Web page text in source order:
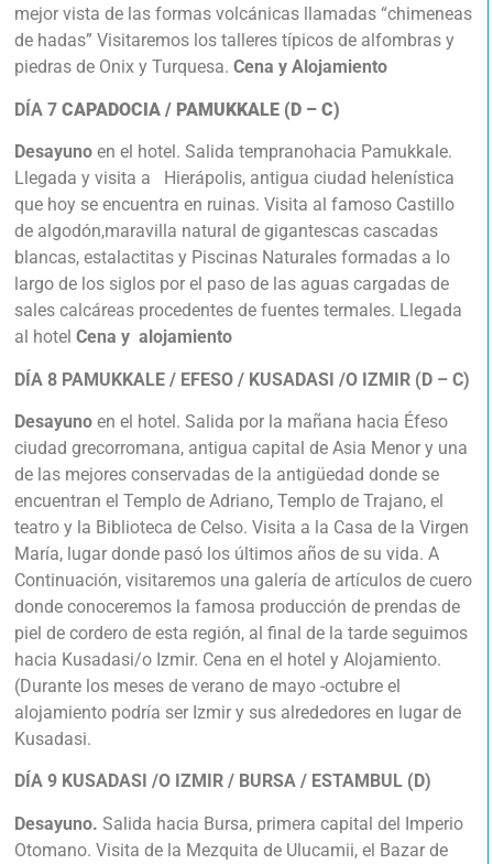
mejor vista de las formas volcánicas llamadas “chimeneas
de hadas” Visitaremos los talleres típicos de alfombras y
piedras de Onix y Turquesa.Cena y Alojamiento
DÍA 7 CAPADOCIA / PAMUKKALE (D – C)
Desayunoen el hotel. Salida tempranohacia Pamukkale.
Llegada y visita a Hierápolis, antigua ciudad helenística
que hoy se encuentra en ruinas. Visita al famoso Castillo
de algodón,maravilla natural de gigantescas cascadas
blancas, estalactitas y Piscinas Naturales formadas a lo
largo de los siglos por el paso de las aguas cargadas de
sales calcáreas procedentes de fuentes termales. Llegada
al hotelCena y alojamiento
DÍA 8 PAMUKKALE / EFESO / KUSADASI /O IZMIR (D – C)
Desayuno en el hotel. Salida por la mañana hacia Éfeso
ciudad grecorromana, antigua capital de Asia Menor y una
de las mejores conservadas de la antigüedad donde se
encuentran el Templo de Adriano, Templo de Trajano, el
teatro y la Biblioteca de Celso. Visita a la Casa de la Virgen
María, lugar donde pasó los últimos años de su vida. A
Continuación, visitaremos una galería de artículos de cuero
donde conoceremos la famosa producción de prendas de
piel de cordero de esta región, al final de la tarde seguimos
hacia Kusadasi/o Izmir. Cena en el hotel y Alojamiento.
(Durante los meses de verano de mayo -octubre el
alojamiento podría ser Izmir y sus alrededores en lugar de
Kusadasi.
DÍA 9 KUSADASI /O IZMIR / BURSA / ESTAMBUL (D)
Desayuno. Salida hacia Bursa, primera capital del Imperio
Otomano. Visita de la Mezquita de Ulucamii, el Bazar de